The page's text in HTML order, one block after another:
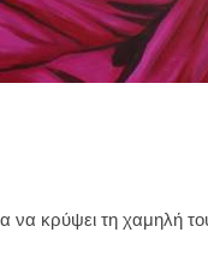
να κρύψει τη χαμηλή